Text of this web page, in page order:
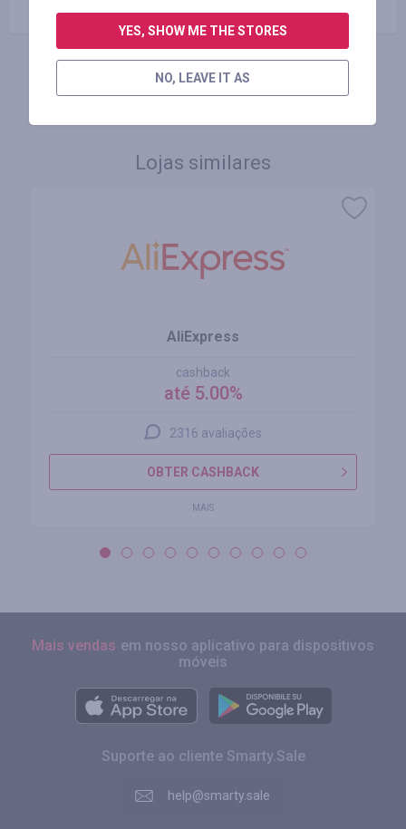
FAÇA LOGIN PARA DEIXAR UM COMENTÁRIO
Lojas similares
AliExpress
cashback
até 5.00%
2316 avaliações
OBTER CASHBACK
MAIS
Mais vendas em nosso aplicativo para dispositivos
móveis
Suporte ao cliente Smarty.Sale
help@smarty.sale
YES, SHOW ME THE STORES
NO, LEAVE IT AS